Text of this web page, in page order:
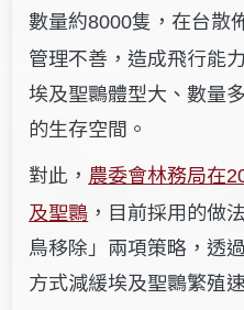
數量約8000隻，在台散
管理不善，造成飛行能
埃及聖䴉體型大、數量
的生存空間。
對此， 農委會林務局在
及聖䴉 ，目前採用的做
鳥移除」兩項策略，透
方式減緩埃及聖䴉繁殖